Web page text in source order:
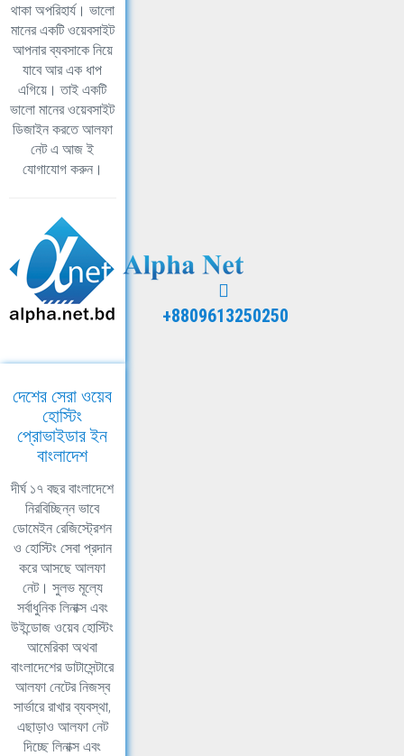
থাকা অপরিহার্য। ভালো
মানের একটি ওয়েবসাইট
আপনার ব্যবসাকে নিয়ে
যাবে আর এক ধাপ
এগিয়ে। তাই একটি
ভালো মানের ওয়েবসাইট
ডিজাইন করতে আলফা
নেট এ আজ ই
যোগাযোগ করুন।
+8809613250250
দেশের সেরা ওয়েব
হোস্টিং
প্রোভাইডার ইন
বাংলাদেশ
দীর্ঘ ১৭ বছর বাংলাদেশে
নিরবিচ্ছিন্ন ভাবে
ডোমেইন রেজিস্ট্রেশন
ও হোস্টিং সেবা প্রদান
করে আসছে আলফা
নেট। সুলভ মূল্যে
সর্বাধুনিক লিনাক্স এবং
উইন্ডোজ ওয়েব হোস্টিং
আমেরিকা অথবা
বাংলাদেশের ডাটাসেন্টারে
আলফা নেটের নিজস্ব
সার্ভারে রাখার ব্যবস্থা,
এছাড়াও আলফা নেট
দিচ্ছে লিনাক্স এবং